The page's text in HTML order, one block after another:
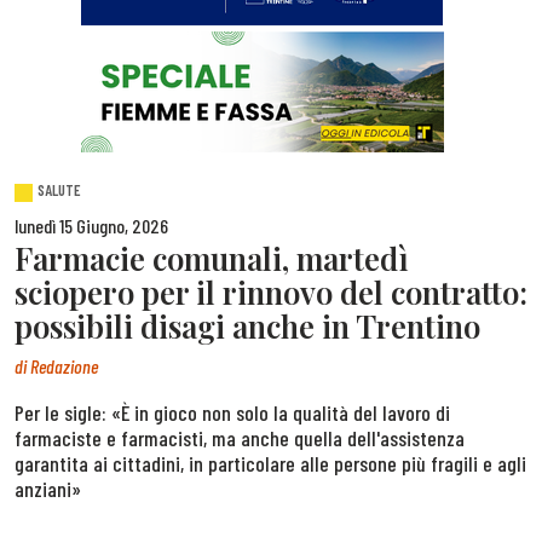
SALUTE
lunedì 15 Giugno, 2026
Farmacie comunali, martedì
sciopero per il rinnovo del contratto:
possibili disagi anche in Trentino
diRedazione
Per le sigle: «È in gioco non solo la qualità del lavoro di
farmaciste e farmacisti, ma anche quella dell'assistenza
garantita ai cittadini, in particolare alle persone più fragili e agli
anziani»